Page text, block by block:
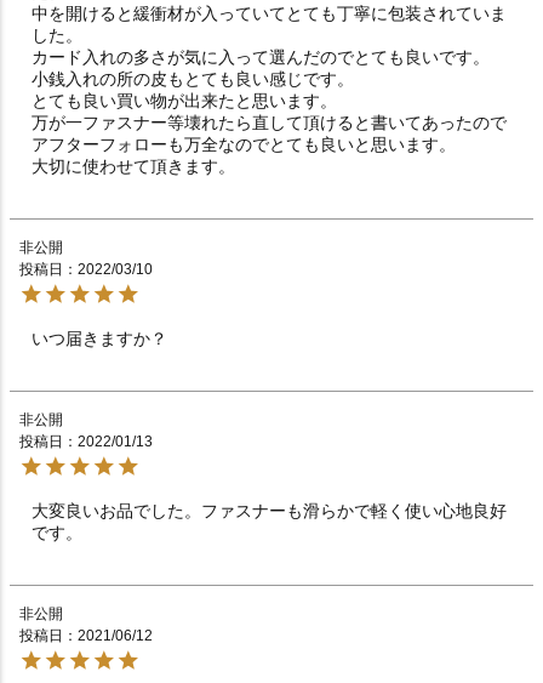
中を開けると緩衝材が入っていてとても丁寧に包装されていま
した。
カード入れの多さが気に入って選んだのでとても良いです。
小銭入れの所の皮もとても良い感じです。
とても良い買い物が出来たと思います。
万が一ファスナー等壊れたら直して頂けると書いてあったので
アフターフォローも万全なのでとても良いと思います。
大切に使わせて頂きます。
非公開
投稿日
2022/03/10
いつ届きますか？
非公開
投稿日
2022/01/13
大変良いお品でした。ファスナーも滑らかで軽く使い心地良好
です。
非公開
投稿日
2021/06/12